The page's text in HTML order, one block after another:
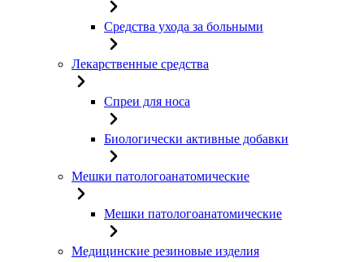
Средства ухода за больными
Лекарственные средства
Спреи для носа
Биологически активные добавки
Мешки патологоанатомические
Мешки патологоанатомические
Медицинские резиновые изделия